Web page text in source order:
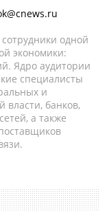
одной
экономики:
Ядро аудитории
специалисты
и
власти, банков,
а также